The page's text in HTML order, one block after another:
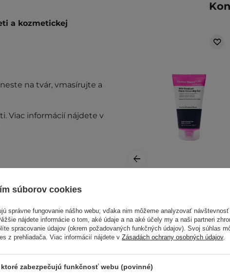
a kozmetickej
na tvár, vmasírujte a
Viac informácií nájdete v
prestaňte prípravok
Anti-Breakout
Facial Gel Wash -
Čistiaci gél na tvár
- 150ml
súborov cookies
správne fungovanie nášho webu; vďaka nim môžeme analyzovať
nájdete informácie o tom, aké údaje a na aké účely my a naši partneri
spracovanie údajov (okrem požadovaných funkčných údajov). Svoj súhlas
z prehliadača. Viac informácií nájdete v Zásadách ochrany osobných údajov.
zabezpečujú funkčnosť webu (povinné)